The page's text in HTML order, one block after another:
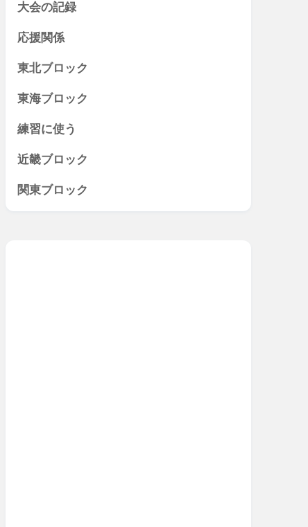
大会の記録
応援関係
東北ブロック
東海ブロック
練習に使う
近畿ブロック
関東ブロック